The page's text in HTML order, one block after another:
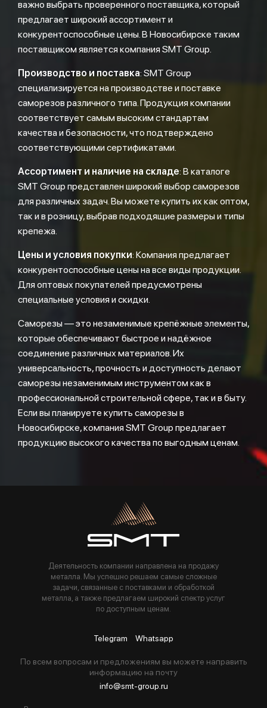
важно выбрать проверенного поставщика, который
предлагает широкий ассортимент и
конкурентоспособные цены. В Новосибирске таким
поставщиком является компания SMT Group.
Производство и поставка: SMT Group
специализируется на производстве и поставке
саморезов различного типа. Продукция компании
соответствует самым высоким стандартам
качества и безопасности, что подтверждено
соответствующими сертификатами.
Ассортимент и наличие на складе: В каталоге
SMT Group представлен широкий выбор саморезов
для различных задач. Вы можете купить их как оптом,
так и в розницу, выбрав подходящие размеры и типы
крепежа.
Цены и условия покупки: Компания предлагает
конкурентоспособные цены на все виды продукции.
Для оптовых покупателей предусмотрены
специальные условия и скидки.
Саморезы — это незаменимые крепёжные элементы,
которые обеспечивают быстрое и надёжное
соединение различных материалов. Их
универсальность, прочность и доступность делают
саморезы незаменимым инструментом как в
профессиональной строительной сфере, так и в быту.
Если вы планируете купить саморезы в
Новосибирске, компания SMT Group предлагает
продукцию высокого качества по выгодным ценам.
Деятельность компании направлена на продажу
металла. Мы успешно решаем самые сложные
задачи, связанные с поставками и обработкой
металла, а также предлагаем широкий спектр услуг
по доступным ценам.
Telegram Whatsapp
По всем вопросам и предложениям вы можете направить
информацию на почту
info@smt-group.ru